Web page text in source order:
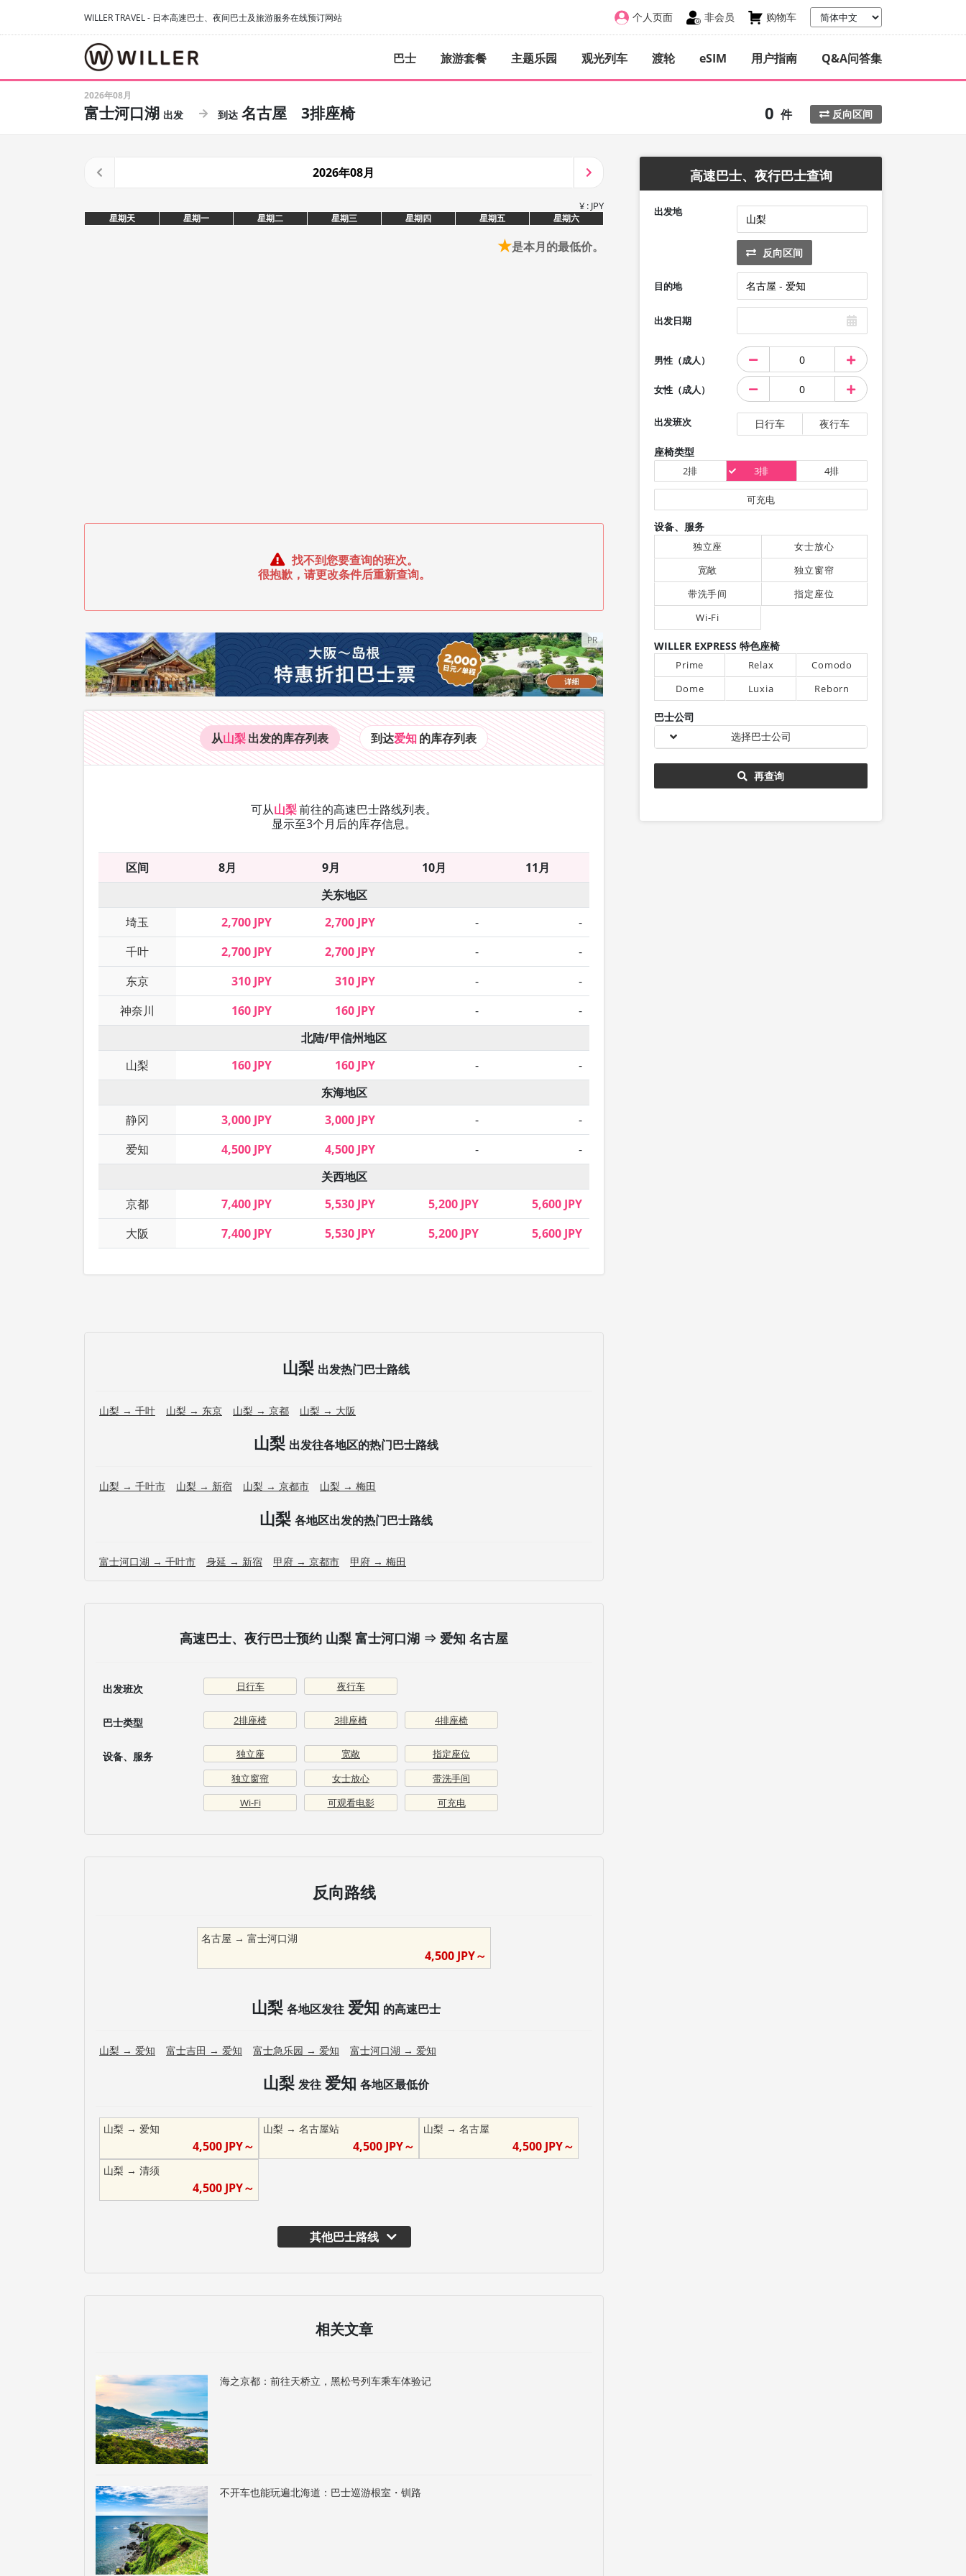
WILLER TRAVEL - 日本高速巴士、夜间巴士及旅游服务在线预订网站 个人页面 非会员 购物车
巴士 旅游套餐 主题乐园 观光列车 渡轮 eSIM 用户指南 Q&A问答集
2026年08月
富士河口湖 名古屋 3排座椅 0 件 反向区间
2026年08月
¥ : JPY
星期天 星期一 星期二 星期三 星期四 星期五 星期六
★是本月的最低价。
找不到您要查询的班次。
很抱歉，请更改条件后重新查询。
PR
从山梨出发的库存列表 到达爱知的库存列表
可从山梨前往的高速巴士路线列表。
显示至3个月后的库存信息。
区间 8月 9月 10月
11月
关东地区
埼玉
2,700 JPY 2,700 JPY -
-
千叶
2,700 JPY 2,700 JPY -
-
东京
310 JPY 310 JPY -
-
神奈川
160 JPY 160 JPY -
-
北陆/甲信州地区
山梨
160 JPY 160 JPY -
-
东海地区
静冈
3,000 JPY 3,000 JPY -
-
爱知
4,500 JPY 4,500 JPY -
-
关西地区
京都
7,400 JPY 5,530 JPY 5,200 JPY
5,600 JPY
大阪
7,400 JPY 5,530 JPY 5,200 JPY 5,600 JPY
山梨 出发热门巴士路线
山梨 → 千叶 山梨 → 东京 山梨 → 京都 山梨 → 大阪
山梨 出发往各地区的热门巴士路线
山梨 → 千叶市 山梨 → 新宿 山梨 → 京都市 山梨 → 梅田
山梨 各地区出发的热门巴士路线
富士河口湖 → 千叶市 身延 → 新宿 甲府 → 京都市 甲府 → 梅田
高速巴士、夜行巴士预约 山梨 富士河口湖 ⇒ 爱知 名古屋
出发班次 日行车 夜行车
巴士类型 2排座椅 3排座椅 4排座椅
设备、服务 独立座 宽敞
指定座位
独立窗帘
女士放心
带洗手间
Wi-Fi
可观看电影 可充电
反向路线
名古屋 →富士河口湖
4,500 JPY～
山梨 各地区发往 爱知 的高速巴士
山梨 → 爱知 富士吉田 → 爱知 富士急乐园 → 爱知 富士河口湖 → 爱知
山梨 发往 爱知 各地区最低价
山梨 → 爱知
4,500 JPY～
山梨 →名古屋站
4,500JPY～
山梨 → 名古屋
4,500 JPY～
山梨 → 清须
4,500 JPY～
其他巴士路线
相关文章
海之京都：前往天桥立，黑松号列车乘车体验记
不开车也能玩遍北海道：巴士巡游根室・钏路
高速巴士、夜行巴士查询
出发地
反向区间
目的地
出发日期
男性（成人）
女性（成人）
出发班次 日行车 夜行车
座椅类型
2排 3排 4排
可充电
设备、服务
独立座
女士放心
宽敞
独立窗帘
带洗手间
指定座位
Wi-Fi
WILLER EXPRESS 特色座椅
Prime Relax
Comodo
Dome
Luxia Reborn
巴士公司
选择巴士公司
再查询